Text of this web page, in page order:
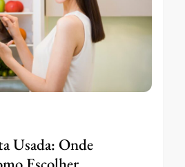
Usada: Onde